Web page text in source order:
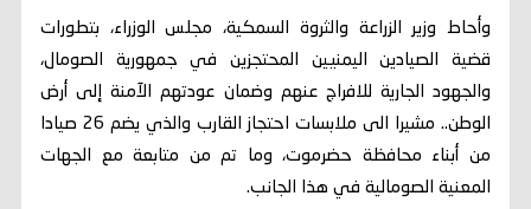
وأحاط وزير الزراعة والثروة السمكية، مجلس الوزراء، بتطورات
قضية الصيادين اليمنيين المحتجزين في جمهورية الصومال،
والجهود الجارية للافراج عنهم وضمان عودتهم الآمنة إلى أرض
الوطن.. مشيرا الى ملابسات احتجاز القارب والذي يضم 26 صيادا
من أبناء محافظة حضرموت، وما تم من متابعة مع الجهات
المعنية الصومالية في هذا الجانب.